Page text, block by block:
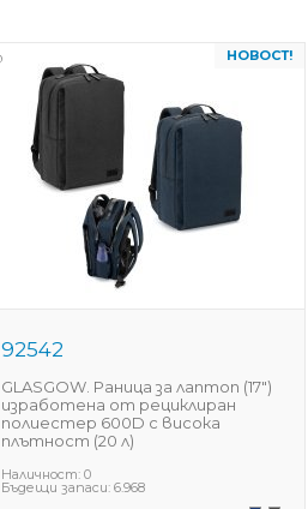
НОВОСТ!
92542
GLASGOW. Раница за лаптоп (17")
изработена от рециклиран
полиестер 600D с висока
плътност (20 л)
Наличност: 0
Бъдещи запаси: 6.968